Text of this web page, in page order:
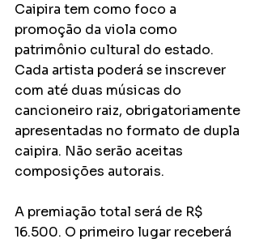
Caipira tem como foco a
promoção da viola como
patrimônio cultural do estado.
Cada artista poderá se inscrever
com até duas músicas do
cancioneiro raiz, obrigatoriamente
apresentadas no formato de dupla
caipira. Não serão aceitas
composições autorais.
A premiação total será de R$
16.500. O primeiro lugar receberá